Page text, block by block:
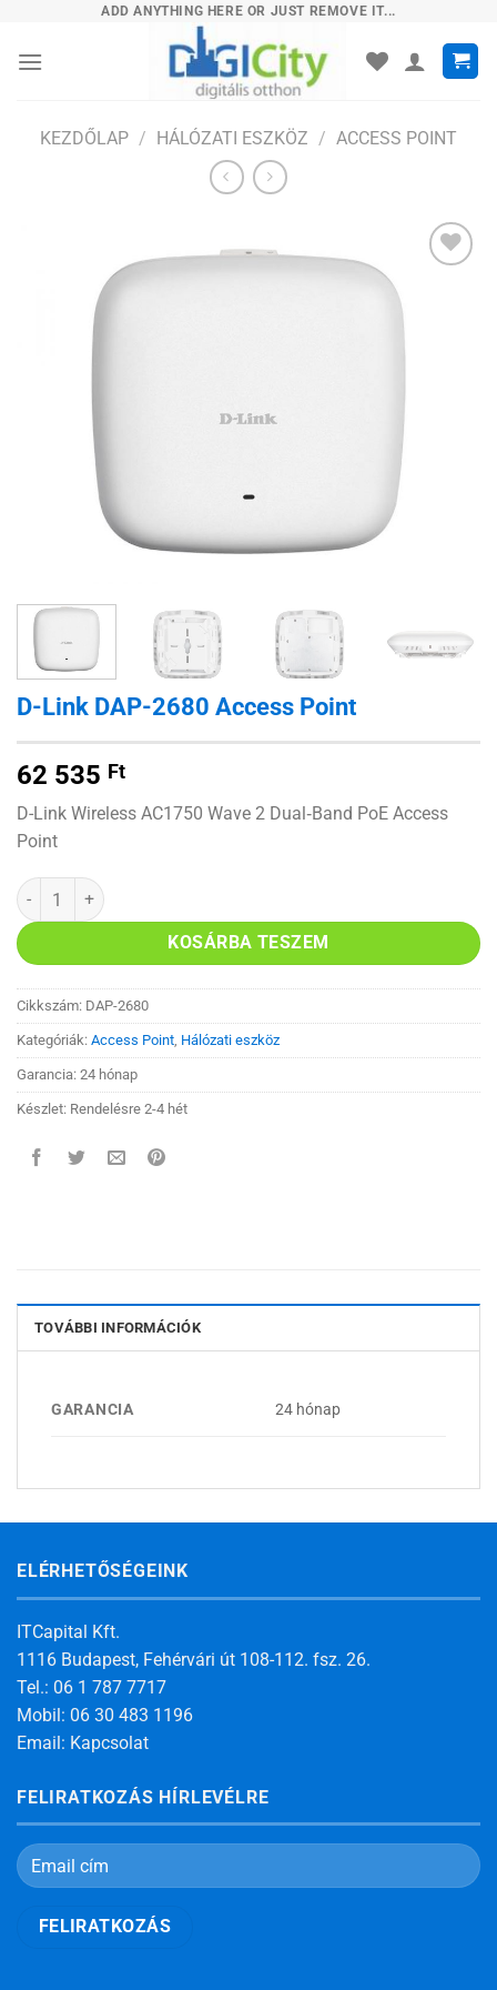
content
ADD ANYTHING HERE OR JUST REMOVE IT...
KEZDŐLAP / HÁLÓZATI ESZKÖZ / ACCESS POINT
Hozzáadás
D-Link DAP-2680 Access Point
62 535 Ft
D-Link Wireless AC1750 Wave 2 Dual‑Band PoE Access
Point
D-Link DAP-2680 Access Point mennyiség
KOSÁRBA TESZEM
Cikkszám: DAP-2680
Kategóriák: Access Point, Hálózati eszköz
Garancia: 24 hónap
Készlet: Rendelésre 2-4 hét
TOVÁBBI INFORMÁCIÓK
GARANCIA 24 hónap
ELÉRHETŐSÉGEINK
ITCapital Kft.
1116 Budapest, Fehérvári út 108-112. fsz. 26.
Tel.: 06 1 787 7717
Mobil: 06 30 483 1196
Email: Kapcsolat
FELIRATKOZÁS HÍRLEVÉLRE